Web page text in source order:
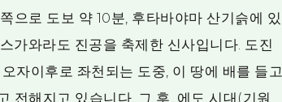
으로 도보 약 10분, 후타바야마 산기슭에 있
가와라도 진공을 축제한 신사입니다. 도진
자이후로 좌천되는 도중, 이 땅에 배를 들고
전해지고 있습니다. 그 후, 에도 시대(기원